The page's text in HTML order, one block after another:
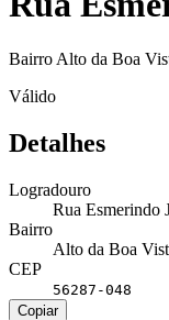
Bairro Alto da Boa
Válido
Detalhes
Logradouro
Rua Esmerindo
Bairro
Alto da Boa
CEP
56287-048
Copiar